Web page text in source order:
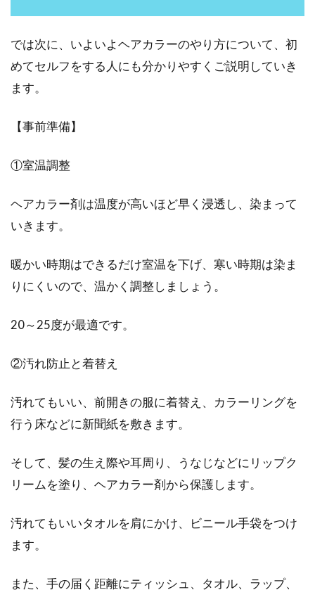
では次に、いよいよヘアカラーのやり方について、初
めてセルフをする人にも分かりやすくご説明していき
ます。
【事前準備】
①室温調整
ヘアカラー剤は温度が高いほど早く浸透し、染まって
いきます。
暖かい時期はできるだけ室温を下げ、寒い時期は染ま
りにくいので、温かく調整しましょう。
20～25度が最適です。
②汚れ防止と着替え
汚れてもいい、前開きの服に着替え、カラーリングを
行う床などに新聞紙を敷きます。
そして、髪の生え際や耳周り、うなじなどにリップク
リームを塗り、ヘアカラー剤から保護します。
汚れてもいいタオルを肩にかけ、ビニール手袋をつけ
ます。
また、手の届く距離にティッシュ、タオル、ラップ、